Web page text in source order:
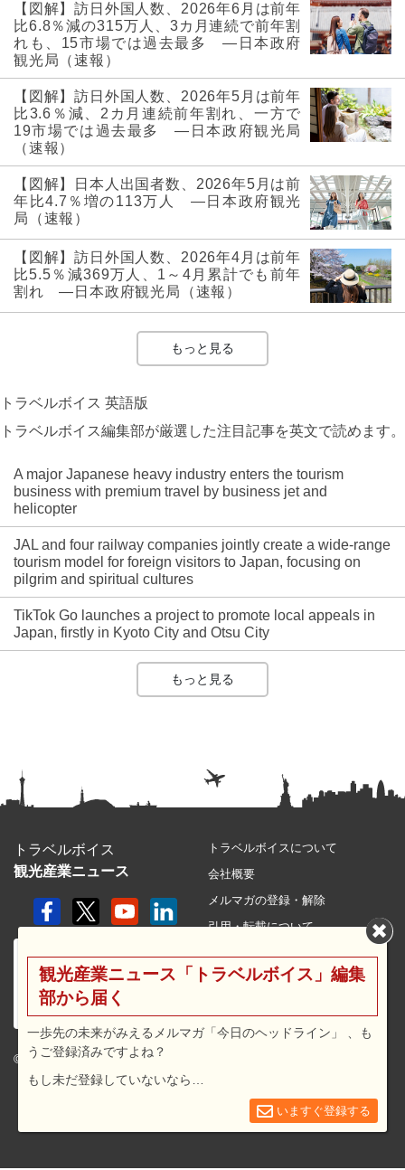
【図解】訪日外国人数、2026年6月は前年
比6.8％減の315万人、3カ月連続で前年割
れも、15市場では過去最多 ―日本政府
観光局（速報）
【図解】訪日外国人数、2026年5月は前年
比3.6％減、2カ月連続前年割れ、一方で
19市場では過去最多 ―日本政府観光局
（速報）
【図解】日本人出国者数、2026年5月は前
年比4.7％増の113万人 ―日本政府観光
局（速報）
【図解】訪日外国人数、2026年4月は前年
比5.5％減369万人、1～4月累計でも前年
割れ ―日本政府観光局（速報）
もっと見る
トラベルボイス 英語版
トラベルボイス編集部が厳選した注目記事を英文で読めます。
A major Japanese heavy industry enters the tourism
business with premium travel by business jet and
helicopter
JAL and four railway companies jointly create a wide-range
tourism model for foreign visitors to Japan, focusing on
pilgrim and spiritual cultures
TikTok Go launches a project to promote local appeals in
Japan, firstly in Kyoto City and Otsu City
もっと見る
トラベルボイス
観光産業ニュース
© 2026 travel voice.
トラベルボイスについて
会社概要
メルマガの登録・解除
引用・転載について
利用規約
広告メニュー・料金
観光産業ニュース「トラベルボイス」編集
部から届く
一歩先の未来がみえるメルマガ「今日のヘッドライン」 、も
うご登録済みですよね？
もし未だ登録していないなら…
いますぐ登録する